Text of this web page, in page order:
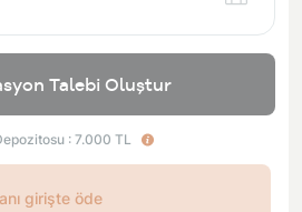
Talebi Oluştur
: 7.000 TL
girişte öde